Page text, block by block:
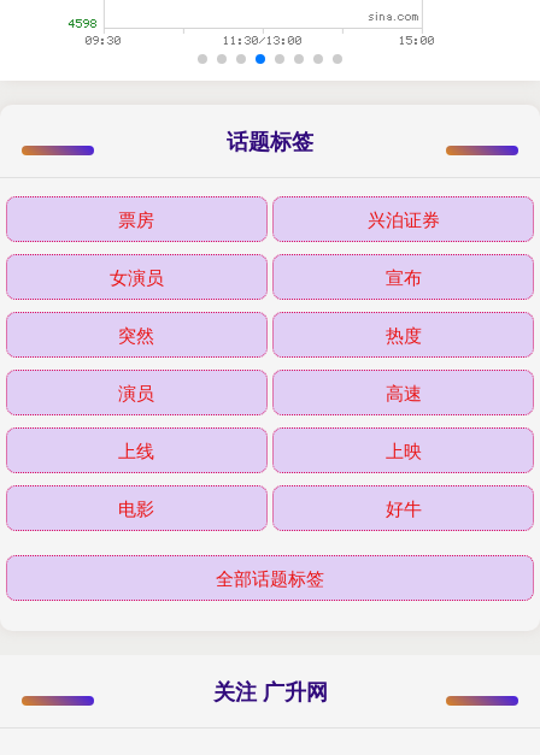
话题标签
票房 兴泊证券
女演员 宣布
突然 热度
演员 高速
上线 上映
电影 好牛
全部话题标签
关注 广升网